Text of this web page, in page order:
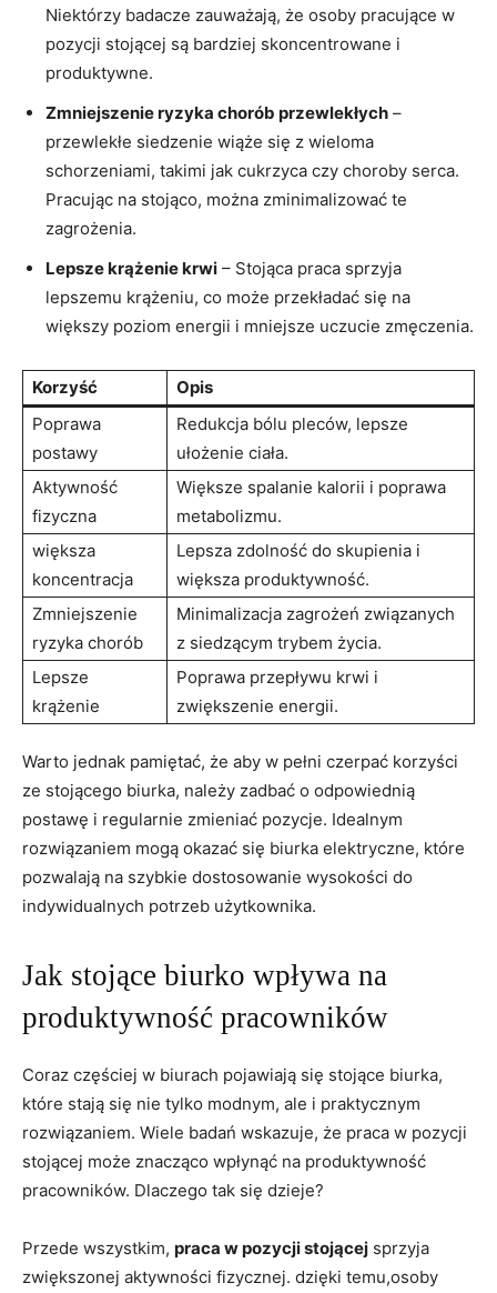
Niektórzy​ badacze‍ zauważają, że osoby ⁣pracujące‍ w
pozycji stojącej są bardziej skoncentrowane i​
produktywne.
Zmniejszenie ryzyka chorób przewlekłych ⁤–
przewlekłe siedzenie wiąże ⁢się ‍z wieloma
schorzeniami, ‌takimi ‌jak⁢ cukrzyca‌ czy choroby serca.
Pracując na stojąco,⁤ można ⁢zminimalizować te
zagrożenia.
Lepsze krążenie ⁢krwi – Stojąca ​praca sprzyja
lepszemu krążeniu,⁤ co może przekładać się⁤ na
większy poziom energii‌ i mniejsze uczucie zmęczenia.
Korzyść
Opis
Poprawa
postawy
Redukcja⁣ bólu pleców,‌ lepsze
ułożenie ciała.
Aktywność⁤
fizyczna
Większe spalanie kalorii i poprawa
metabolizmu.
większa
koncentracja
Lepsza‌ zdolność do skupienia‌ i
większa produktywność.
Zmniejszenie
ryzyka ⁤chorób
Minimalizacja zagrożeń związanych
z siedzącym ​trybem życia.
Lepsze ​
krążenie
Poprawa przepływu⁣ krwi ⁣i
zwiększenie energii.
Warto⁤ jednak pamiętać, że⁣ aby ‍w⁢ pełni czerpać⁤ korzyści
ze stojącego biurka, należy zadbać o⁢ odpowiednią
postawę⁢ i‍ regularnie zmieniać pozycje. Idealnym
rozwiązaniem mogą okazać się biurka elektryczne,⁣ które
pozwalają na szybkie dostosowanie wysokości do
indywidualnych potrzeb użytkownika.
Jak ‍stojące biurko wpływa ⁤na‍
produktywność​ pracowników
Coraz częściej w biurach pojawiają się ⁢stojące biurka,
które stają ‍się nie ‍tylko⁢ modnym, ale i praktycznym
⁢rozwiązaniem. Wiele badań wskazuje, że‍ praca w pozycji
stojącej może⁤ znacząco⁢ wpłynąć na produktywność
pracowników. Dlaczego tak się dzieje?
Przede wszystkim, praca w pozycji stojącej sprzyja
zwiększonej ⁣aktywności fizycznej. dzięki ‌temu,osoby